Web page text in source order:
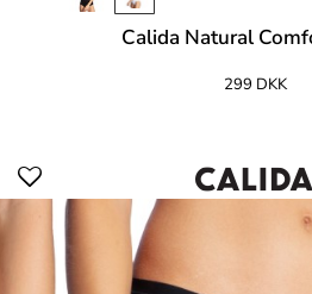
Calida Natural
299 DKK